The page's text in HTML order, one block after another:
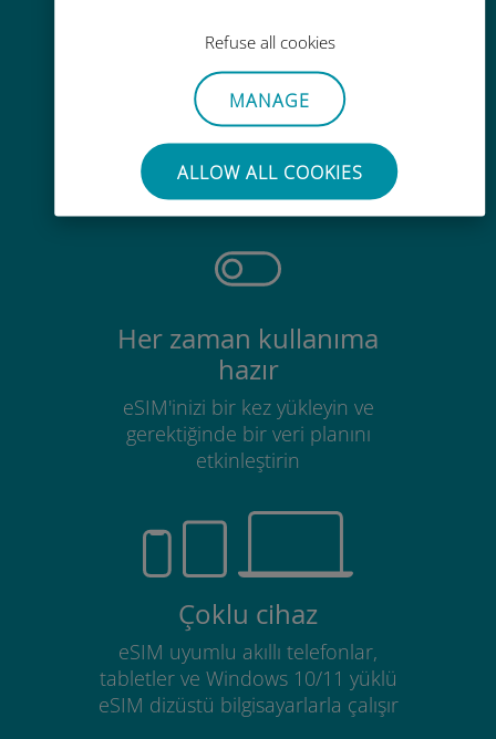
Refuse all cookies
MANAGE
ALLOW ALL COOKIES
Zahmetsiz
Mevcut SIM kartınızı çıkarmanıza
gerek yok
Her zaman kullanıma
hazır
eSIM'inizi bir kez yükleyin ve
gerektiğinde bir veri planını
etkinleştirin
Çoklu cihaz
eSIM uyumlu akıllı telefonlar,
tabletler ve Windows 10/11 yüklü
eSIM dizüstü bilgisayarlarla çalışır